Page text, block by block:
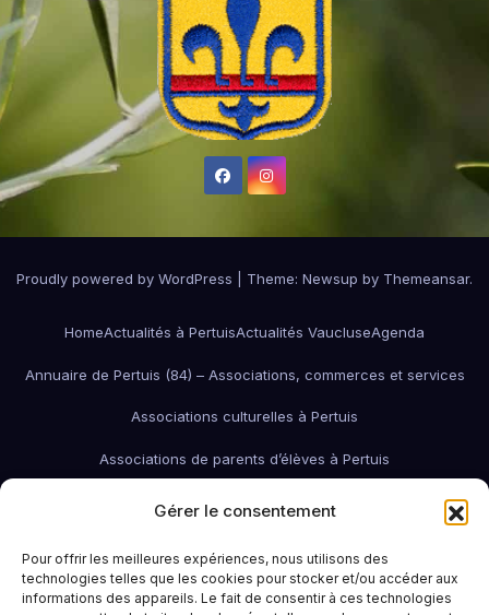
Gérer le consentement
Pour offrir les meilleures expériences, nous utilisons des
technologies telles que les cookies pour stocker et/ou accéder aux
informations des appareils. Le fait de consentir à ces technologies
Proudly powered by WordPress Theme: Newsup by Themeansar.
HomeActualités à PertuisActualités VaucluseAgenda
Annuaire de Pertuis (84) – Associations, commerces et services
Associations culturelles à Pertuis
Associations de parents d’élèves à Pertuis
Associations de quartier à Pertuis
associations économiques Pertuis